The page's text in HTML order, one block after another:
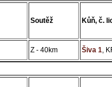
Soutěž Kůň, č.
Z - 40km Šiva 1,